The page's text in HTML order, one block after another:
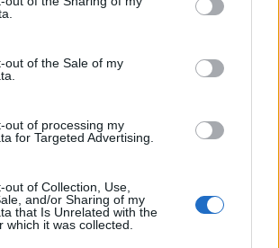
out of the Sale of my
out of processing my
for Targeted Advertising.
out of Collection, Use,
and/or Sharing of my
that Is Unrelated with the
which it was collected.